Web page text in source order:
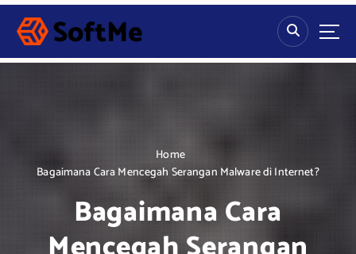
S
p
Home
Bagaimana Cara Mencegah Serangan Malware di Internet?
Bagaimana Cara